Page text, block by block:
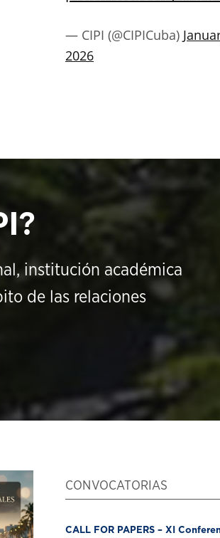
— CIPI (@CIPICuba)
2026
institución académica
de las relaciones
CONVOCATORIAS
CALL FOR PAPERS – XI